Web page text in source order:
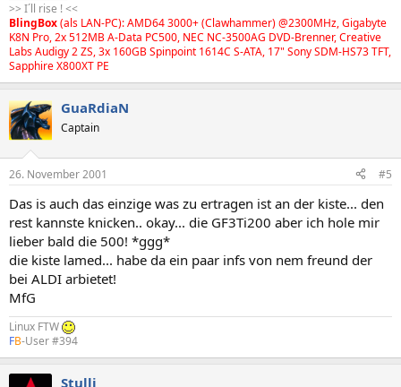
>> I´ll rise ! <<
BlingBox(als LAN-PC): AMD64 3000+ (Clawhammer) @2300MHz, Gigabyte
K8N Pro, 2x 512MB A-Data PC500, NEC NC-3500AG DVD-Brenner, Creative
Labs Audigy 2 ZS, 3x 160GB Spinpoint 1614C S-ATA, 17" Sony SDM-HS73 TFT,
Sapphire X800XT PE
GuaRdiaN
Captain
26. November 2001 #5
Das is auch das einzige was zu ertragen ist an der kiste... den
rest kannste knicken.. okay... die GF3Ti200 aber ich hole mir
lieber bald die 500! *ggg*
die kiste lamed... habe da ein paar infs von nem freund der
bei ALDI arbietet!
MfG
Linux FTW
FB-User #394
Stulli